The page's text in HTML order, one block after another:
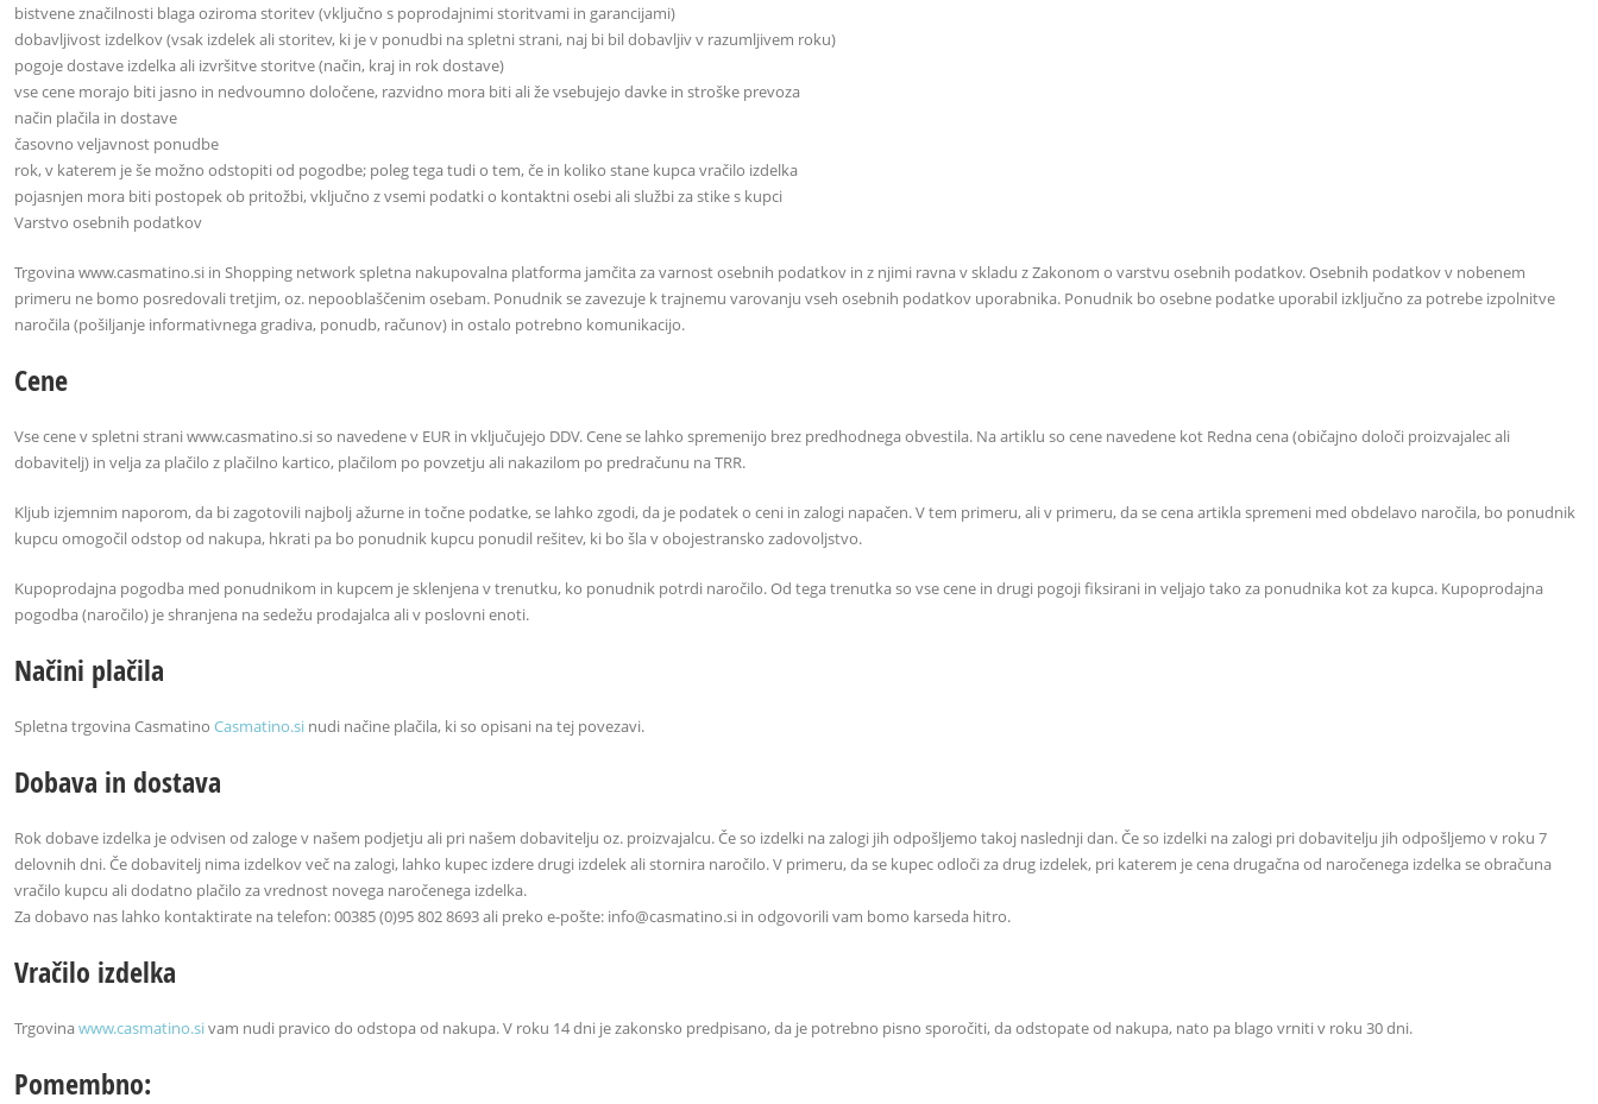
bistvene značilnosti blaga oziroma storitev (vključno s poprodajnimi storitvami in garancijami)
dobavljivost izdelkov (vsak izdelek ali storitev, ki je v ponudbi na spletni strani, naj bi bil dobavljiv v razumljivem roku)
pogoje dostave izdelka ali izvršitve storitve (način, kraj in rok dostave)
vse cene morajo biti jasno in nedvoumno določene, razvidno mora biti ali že vsebujejo davke in stroške prevoza
način plačila in dostave
časovno veljavnost ponudbe
rok, v katerem je še možno odstopiti od pogodbe; poleg tega tudi o tem, če in koliko stane kupca vračilo izdelka
pojasnjen mora biti postopek ob pritožbi, vključno z vsemi podatki o kontaktni osebi ali službi za stike s kupci
Varstvo osebnih podatkov
Trgovina www.casmatino.si in Shopping network spletna nakupovalna platforma jamčita za varnost osebnih podatkov in z njimi ravna v skladu z Zakonom o varstvu osebnih podatkov. Osebnih podatkov v nobenem
primeru ne bomo posredovali tretjim, oz. nepooblaščenim osebam. Ponudnik se zavezuje k trajnemu varovanju vseh osebnih podatkov uporabnika. Ponudnik bo osebne podatke uporabil izključno za potrebe izpolnitve
naročila (pošiljanje informativnega gradiva, ponudb, računov) in ostalo potrebno komunikacijo.
Cene
Vse cene v spletni strani www.casmatino.si so navedene v EUR in vključujejo DDV. Cene se lahko spremenijo brez predhodnega obvestila. Na artiklu so cene navedene kot Redna cena (običajno določi proizvajalec ali
dobavitelj) in velja za plačilo z plačilno kartico, plačilom po povzetju ali nakazilom po predračunu na TRR.
Kljub izjemnim naporom, da bi zagotovili najbolj ažurne in točne podatke, se lahko zgodi, da je podatek o ceni in zalogi napačen. V tem primeru, ali v primeru, da se cena artikla spremeni med obdelavo naročila, bo ponudnik
kupcu omogočil odstop od nakupa, hkrati pa bo ponudnik kupcu ponudil rešitev, ki bo šla v obojestransko zadovoljstvo.
Kupoprodajna pogodba med ponudnikom in kupcem je sklenjena v trenutku, ko ponudnik potrdi naročilo. Od tega trenutka so vse cene in drugi pogoji fiksirani in veljajo tako za ponudnika kot za kupca. Kupoprodajna
pogodba (naročilo) je shranjena na sedežu prodajalca ali v poslovni enoti.
Načini plačila
Spletna trgovina Casmatino Casmatino.si nudi načine plačila, ki so opisani na tej povezavi.
Dobava in dostava
Rok dobave izdelka je odvisen od zaloge v našem podjetju ali pri našem dobavitelju oz. proizvajalcu. Če so izdelki na zalogi jih odpošljemo takoj naslednji dan. Če so izdelki na zalogi pri dobavitelju jih odpošljemo v roku 7
delovnih dni. Če dobavitelj nima izdelkov več na zalogi, lahko kupec izdere drugi izdelek ali stornira naročilo. V primeru, da se kupec odloči za drug izdelek, pri katerem je cena drugačna od naročenega izdelka se obračuna
vračilo kupcu ali dodatno plačilo za vrednost novega naročenega izdelka.
Za dobavo nas lahko kontaktirate na telefon: 00385 (0)95 802 8693 ali preko e-pošte: info@casmatino.si in odgovorili vam bomo karseda hitro.
Vračilo izdelka
Trgovinawww.casmatino.sivam nudi pravico do odstopa od nakupa. V roku 14 dni je zakonsko predpisano, da je potrebno pisno sporočiti, da odstopate od nakupa, nato pa blago vrniti v roku 30 dni.
Pomembno: